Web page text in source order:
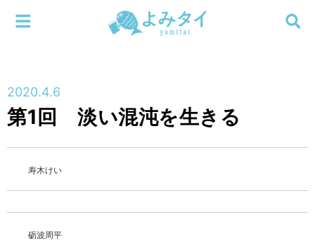
検索する
メニューを閉じる
2020.4.6
第1回 淡い混沌を生きる
寿木けい
砺波周平